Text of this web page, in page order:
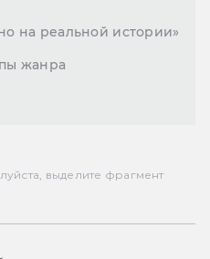
на реальной истории»
жанра
выделите фрагмент